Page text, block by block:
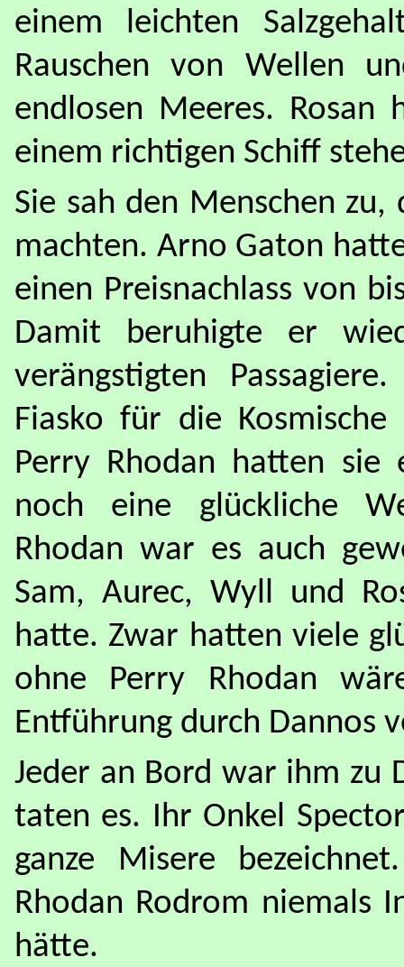
einem leichten
Rauschen von Wellen
endlosen Meeres.
einem richtigen Schiff
Sie sah den Menschen zu,
machten. Arno Gaton
einen Preisnachlass von
Damit beruhigte er
verängstigten
Fiasko für die Kosmische
Perry Rhodan hatten sie
noch eine glückliche
Rhodan war es auch
Sam, Aurec, Wyll und
hatte. Zwar hatten viele
ohne Perry Rhodan
Entführung durch Dannos
Jeder an Bord war ihm zu
taten es. Ihr Onkel
ganze Misere
Rhodan Rodrom niemals
hätte.